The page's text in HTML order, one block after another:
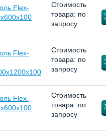
Flex-
Стоимость
товара: по
запросу
Flex-
Стоимость
товара: по
запросу
Flex-
Стоимость
товара: по
запросу